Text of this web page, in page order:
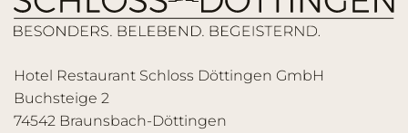
Hotel Restaurant Schloss Döttingen GmbH
Buchsteige 2
74542 Braunsbach-Döttingen